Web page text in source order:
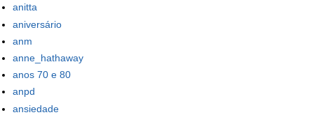
anitta
aniversário
anm
anne_hathaway
anos 70 e 80
anpd
ansiedade